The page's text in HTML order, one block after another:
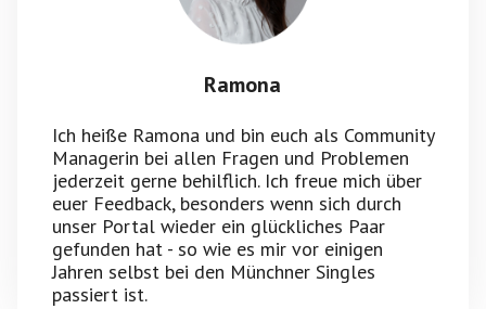
Ramona
Ich heiße Ramona und bin euch als Community
Managerin bei allen Fragen und Problemen
jederzeit gerne behilflich. Ich freue mich über
euer Feedback, besonders wenn sich durch
unser Portal wieder ein glückliches Paar
gefunden hat - so wie es mir vor einigen
Jahren selbst bei den Münchner Singles
passiert ist.